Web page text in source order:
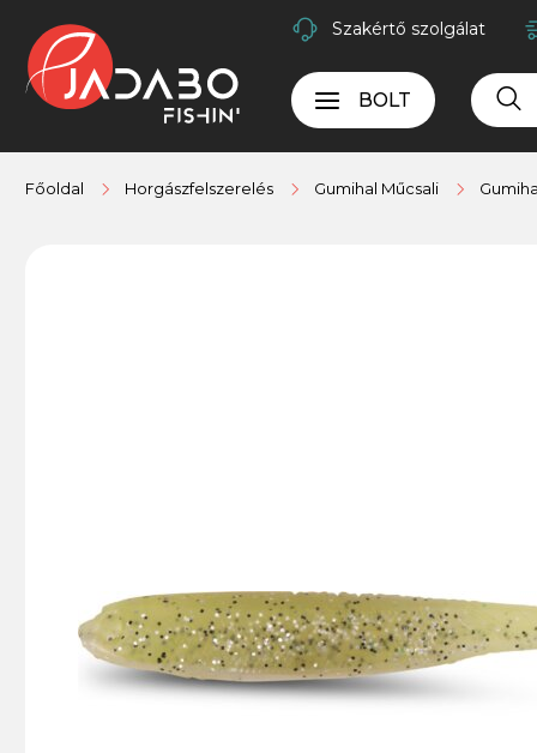
Szakértő szolgálat
BOLT
Főoldal Horgászfelszerelés Gumihal Műcsali